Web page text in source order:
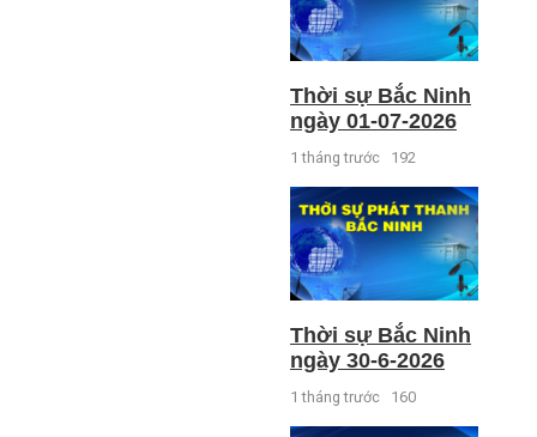
Thời sự Bắc Ninh
ngày 01-07-2026
1 tháng trước 192
Thời sự Bắc Ninh
ngày 30-6-2026
1 tháng trước 160